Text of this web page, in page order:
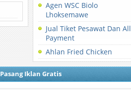
Agen WSC Biolo
Lhoksemawe
Jual Tiket Pesawat Dan All
Payment
Ahlan Fried Chicken
Pasang Iklan Gratis